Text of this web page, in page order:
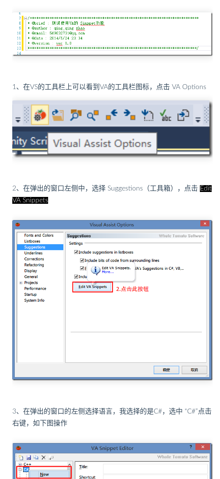
1、在VS的工具栏上可以看到VA的工具栏图标，点击 VA Options
2、在弹出的窗口左侧中，选择 Suggestions（工具箱），点击 Edit
VA Snippets
3、在弹出的窗口的左侧选择语言，我选择的是C#，选中 “C#”点击
右键，如下图操作